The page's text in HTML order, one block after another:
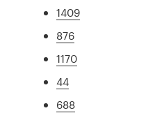
1409
876
1170
44
688